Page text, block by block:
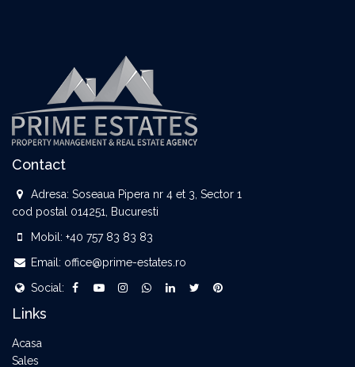
Contact
Adresa: Soseaua Pipera nr 4 et 3, Sector 1
cod postal 014251, Bucuresti
Mobil: +40 757 83 83 83
Email: office@prime-estates.ro
Social:
Links
Acasa
Sales